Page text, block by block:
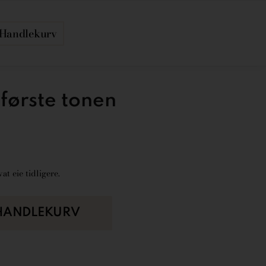
Handlekurv
tonen
eie tidligere.